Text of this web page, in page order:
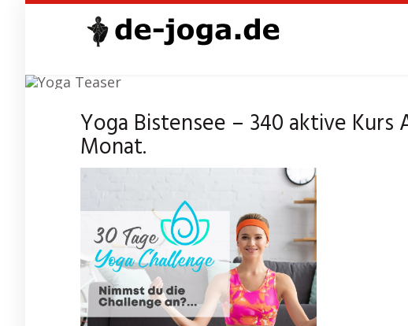
content
Yoga Bistensee – 340 aktive
Monat.